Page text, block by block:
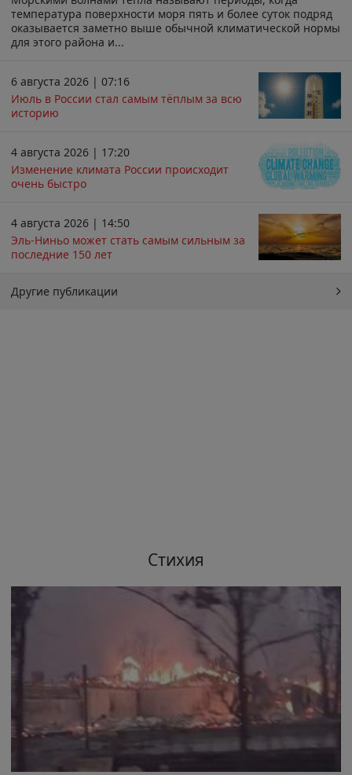
температура поверхности моря пять и более суток подряд
оказывается заметно выше обычной климатической нормы
для этого района и...
6 августа 2026 | 07:16
Июль в России стал самым тёплым за всю
историю
4 августа 2026 | 17:20
Изменение климата России происходит
очень быстро
4 августа 2026 | 14:50
Эль-Ниньо может стать самым сильным за
последние 150 лет
Другие публикации
Стихия